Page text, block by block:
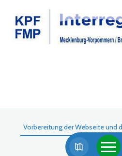
Vorbereitung der Webseite und